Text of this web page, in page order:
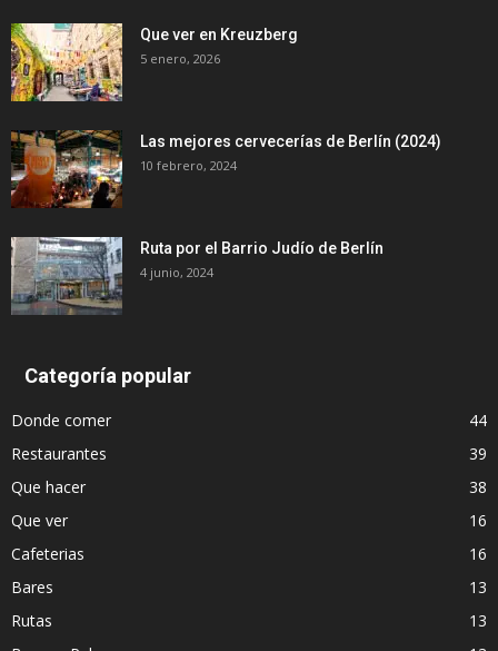
Que ver en Kreuzberg
5 enero, 2026
Las mejores cervecerías de Berlín (2024)
10 febrero, 2024
Ruta por el Barrio Judío de Berlín
4 junio, 2024
Categoría popular
Donde comer
44
Restaurantes
39
Que hacer
38
Que ver
16
Cafeterias
16
Bares
13
Rutas
13